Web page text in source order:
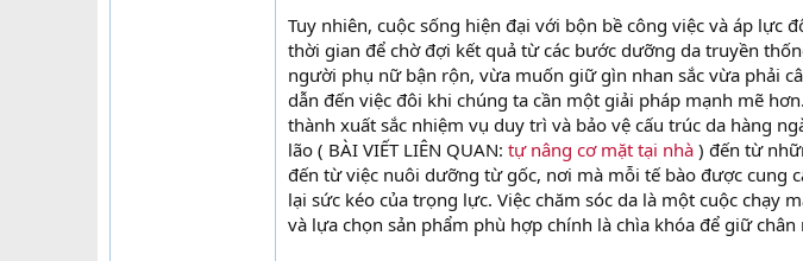
Tuy nhiên, cuộc sống hiện đại với bộn bề công việc và áp lực
thời gian để chờ đợi kết quả từ các bước dưỡng da truyền
người phụ nữ bận rộn, vừa muốn giữ gìn nhan sắc vừa phải
dẫn đến việc đôi khi chúng ta cần một giải pháp mạnh mẽ
thành xuất sắc nhiệm vụ duy trì và bảo vệ cấu trúc da hàng
lão ( BÀI VIẾT LIÊN QUAN: tự nâng cơ mặt tại nhà ) đến từ
đến từ việc nuôi dưỡng từ gốc, nơi mà mỗi tế bào được cung
lại sức kéo của trọng lực. Việc chăm sóc da là một cuộc chạy
và lựa chọn sản phẩm phù hợp chính là chìa khóa để giữ